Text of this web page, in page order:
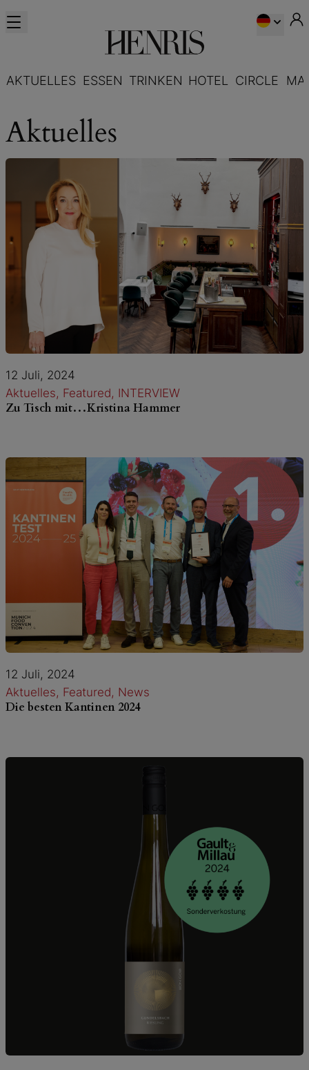
AKTUELLES ESSEN TRINKEN HOTEL CIRCLE
Aktuelles
12 Juli, 2024
Aktuelles, Featured, INTERVIEW
Zu Tisch mit…Kristina Hammer
12 Juli, 2024
Aktuelles, Featured, News
Die besten Kantinen 2024